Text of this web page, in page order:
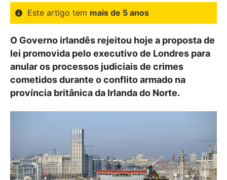
Este artigo tem mais de 5 anos
O Governo irlandês rejeitou hoje a proposta de
lei promovida pelo executivo de Londres para
anular os processos judiciais de crimes
cometidos durante o conflito armado na
província britânica da Irlanda do Norte.